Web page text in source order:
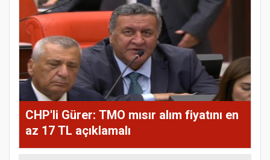
CHP'li Gürer: TMO mısır alım fiyatını en
az 17 TL açıklamalı